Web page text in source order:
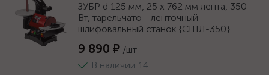
ЗУБР d 125 мм, 25 х 762 мм лента, 350
Вт, тарельчато - ленточный
шлифовальный станок {СШЛ-350}
9 890 ₽ /шт
В наличии 14